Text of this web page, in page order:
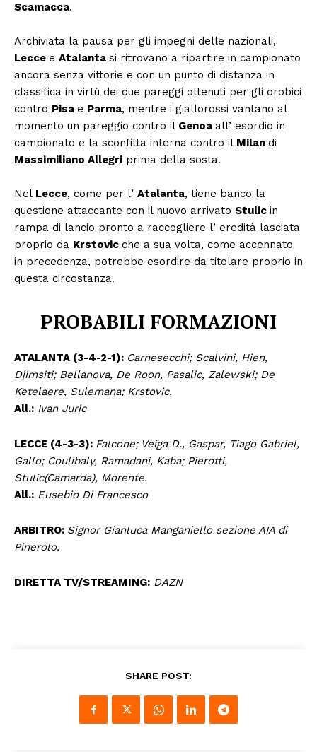
Scamacca.
Archiviata la pausa per gli impegni delle nazionali,
Lecce e Atalanta si ritrovano a ripartire in campionato
ancora senza vittorie e con un punto di distanza in
classifica in virtù dei due pareggi ottenuti per gli orobici
contro Pisa e Parma, mentre i giallorossi vantano al
momento un pareggio contro il Genoa all’ esordio in
campionato e la sconfitta interna contro il Milan di
Massimiliano Allegri prima della sosta.
Nel Lecce, come per l’ Atalanta, tiene banco la
questione attaccante con il nuovo arrivato Stulic in
rampa di lancio pronto a raccogliere l’ eredità lasciata
proprio da Krstovic che a sua volta, come accennato
in precedenza, potrebbe esordire da titolare proprio in
questa circostanza.
PROBABILI FORMAZIONI
ATALANTA (3-4-2-1): Carnesecchi; Scalvini, Hien,
Djimsiti; Bellanova, De Roon, Pasalic, Zalewski; De
Ketelaere, Sulemana; Krstovic.
All.: Ivan Juric
LECCE (4-3-3): Falcone; Veiga D., Gaspar, Tiago Gabriel,
Gallo; Coulibaly, Ramadani, Kaba; Pierotti,
Stulic(Camarda), Morente.
All.: Eusebio Di Francesco
ARBITRO: Signor Gianluca Manganiello sezione AIA di
Pinerolo.
DIRETTA TV/STREAMING: DAZN
SHARE POST: